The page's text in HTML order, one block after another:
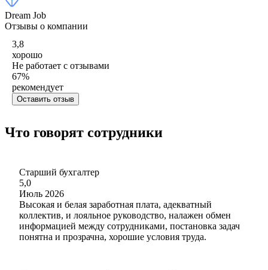
Dream Job
Отзывы о компании
3,8
хорошо
Не работает с отзывами
67%
рекомендует
Оставить отзыв
Что говорят сотрудники
Старший бухгалтер
5,0
Июль 2026
Высокая и белая заработная плата, адекватный
коллектив, и лояльное руководство, налажен обмен
информацией между сотрудниками, постановка задач
понятна и прозрачна, хорошие условия труда.